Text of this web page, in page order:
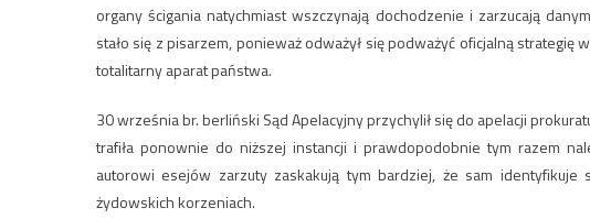
organy ścigania natychmiast wszczynają dochodzenie i zarzucają
stało się z pisarzem, ponieważ odważył się podważyć oficjalną
totalitarny aparat państwa.
30 września br. berliński Sąd Apelacyjny przychylił się do apelacji
trafiła ponownie do niższej instancji i prawdopodobnie tym razem
autorowi esejów zarzuty zaskakują tym bardziej, że sam
żydowskich korzeniach.